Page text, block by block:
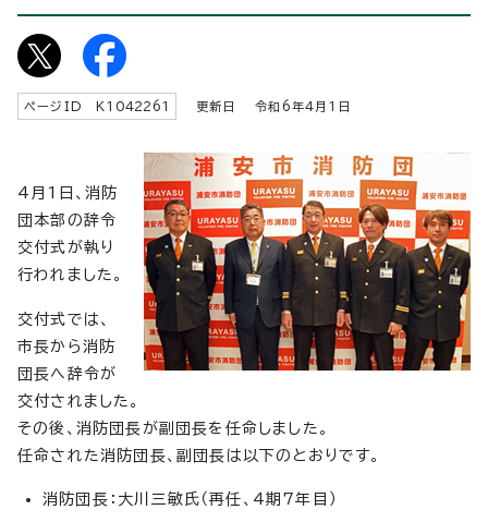
ページID K 1042261 更新日 令和6年4月1日
4月1日、消防
団本部の辞令
交付式が執り
行われました。
交付式では、
市長から消防
団長へ辞令が
交付されました。
その後、消防団長が副団長を任命しました。
任命された消防団長、副団長は以下のとおりです。
消防団長：大川三敏氏（再任、4期7年目）